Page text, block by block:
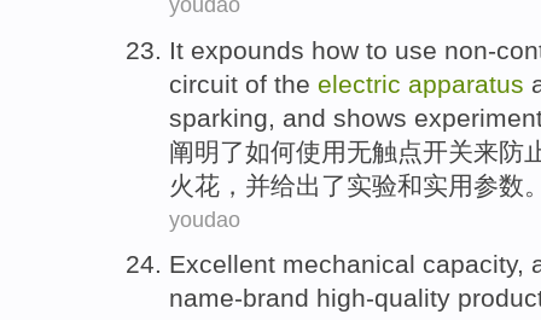
It expounds how to use non-
circuit of the electric apparatus
sparking
and shows
阐明了如何使用无触点开关来防
火花 ， 并给出了实验和实用参数
youdao
Excellent mechanical capacity,
name-brand high-quality